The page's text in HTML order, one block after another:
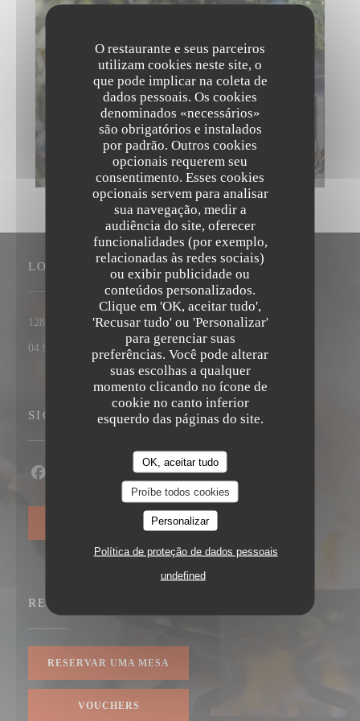
O restaurante e seus parceiros
utilizam cookies neste site, o
que pode implicar na coleta de
dados pessoais. Os cookies
denominados «necessários»
são obrigatórios e instalados
por padrão. Outros cookies
opcionais requerem seu
consentimento. Esses cookies
opcionais servem para analisar
sua navegação, medir a
audiência do site, oferecer
funcionalidades (por exemplo,
relacionadas às redes sociais)
ou exibir publicidade ou
conteúdos personalizados.
Clique em 'OK, aceitar tudo',
'Recusar tudo' ou 'Personalizar'
para gerenciar suas
preferências. Você pode alterar
suas escolhas a qualquer
momento clicando no ícone de
cookie no canto inferior
esquerdo das páginas do site.
OK, aceitar tudo
Proíbe todos cookies
Personalizar
Política de proteção de dados pessoais
undefined
LOCAL
1288 Route de Cannes 06560 Valbonne((abre numa nova janela))
04 93 75 12 56
SIGA-NOS
Facebook ((abre numa nova janela))
Instagram ((abre numa nova janela))
RESERVA
RESERVAR UMA MESA
VOUCHERS
Trattoria Quattro